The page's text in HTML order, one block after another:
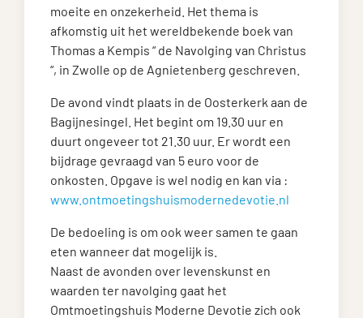
moeite en onzekerheid. Het thema is
afkomstig uit het wereldbekende boek van
Thomas a Kempis “ de Navolging van Christus
“, in Zwolle op de Agnietenberg geschreven.
De avond vindt plaats in de Oosterkerk aan de
Bagijnesingel. Het begint om 19.30 uur en
duurt ongeveer tot 21.30 uur. Er wordt een
bijdrage gevraagd van 5 euro voor de
onkosten. Opgave is wel nodig en kan via :
www.ontmoetingshuismodernedevotie.nl
De bedoeling is om ook weer samen te gaan
eten wanneer dat mogelijk is.
Naast de avonden over levenskunst en
waarden ter navolging gaat het
Omtmoetingshuis Moderne Devotie zich ook